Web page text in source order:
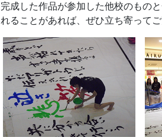
完成した作品が参加した他校のもの
れることがあれば、ぜひ立ち寄ってご